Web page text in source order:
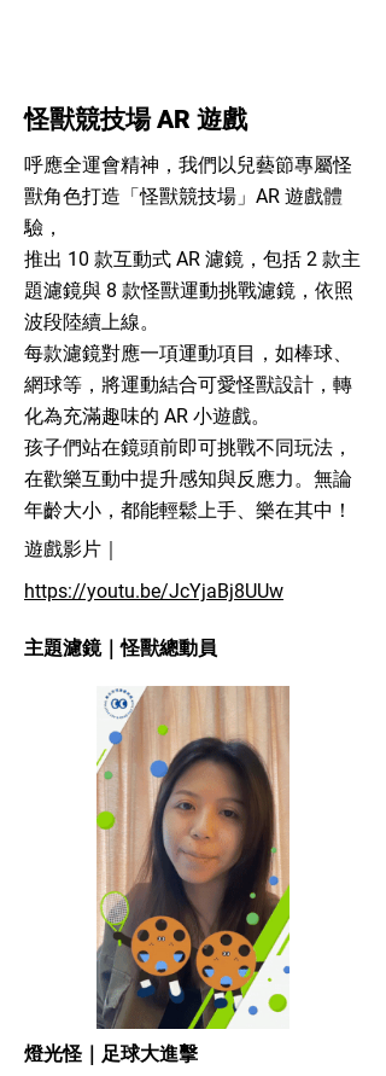
怪獸競技場 AR 遊戲
呼應全運會精神，我們以兒藝節專屬怪
獸角色打造「怪獸競技場」AR 遊戲體
驗，
推出 10 款互動式 AR 濾鏡，包括 2 款主
題濾鏡與 8 款怪獸運動挑戰濾鏡，依照
波段陸續上線。
每款濾鏡對應一項運動項目，如棒球、
網球等， 將運動結合可愛怪獸設計，轉
化為充滿趣味的 AR 小遊戲。
孩子們站在鏡頭前即可挑戰不同玩法，
在歡樂互動中提升感知與反應力。 無論
年齡大小，都能輕鬆上手、樂在其中！
​遊戲影片｜
https://youtu.be/JcYjaBj8UUw
主題濾鏡｜怪獸總動員
燈光怪｜足球大進擊